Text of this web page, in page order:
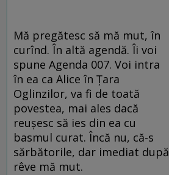
Mă pregătesc să mă mut, în
curînd. În altă agendă. Îi voi
spune Agenda 007. Voi intra
în ea ca Alice în Țara
Oglinzilor, va fi de toată
povestea, mai ales dacă
reușesc să ies din ea cu
basmul curat. Încă nu, că-s
sărbătorile, dar imediat după
rêve mă mut.